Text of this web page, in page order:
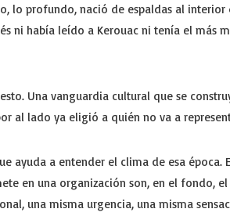
lo profundo, nació de espaldas al interior
ni había leído a Kerouac ni tenía el más
Una vanguardia cultural que se
al lado ya eligió a quién no va a
ayuda a entender el clima de esa época.
en una organización son, en el fondo,
una misma urgencia, una misma